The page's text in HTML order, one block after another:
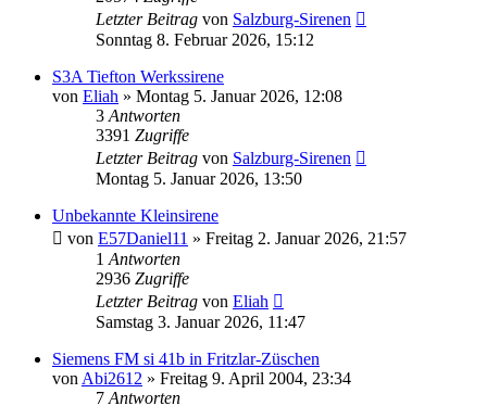
Letzter Beitrag von Salzburg-Sirenen
Sonntag 8. Februar 2026, 15:12
S3A Tiefton Werkssirene
von Eliah » Montag 5. Januar 2026, 12:08
3 Antworten
3391 Zugriffe
Letzter Beitrag von Salzburg-Sirenen
Montag 5. Januar 2026, 13:50
Unbekannte Kleinsirene
von E57Daniel11 » Freitag 2. Januar 2026, 21:57
1 Antworten
2936 Zugriffe
Letzter Beitrag von Eliah
Samstag 3. Januar 2026, 11:47
Siemens FM si 41b in Fritzlar-Züschen
von Abi2612 » Freitag 9. April 2004, 23:34
7 Antworten